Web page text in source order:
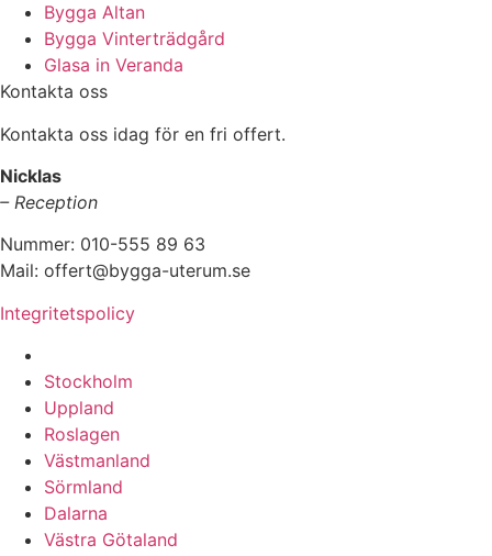
Bygga Altan
Bygga Vinterträdgård
Glasa in Veranda
Kontakta oss
Kontakta oss idag för en fri offert.
Nicklas
– Reception
Nummer: 010-555 89 63
Mail: offert@bygga-uterum.se
Integritetspolicy
Stockholm
Uppland
Roslagen
Västmanland
Sörmland
Dalarna
Västra Götaland